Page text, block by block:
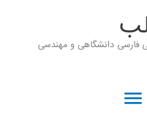
فارسی دانشگاهی و مهندسی
فهرست